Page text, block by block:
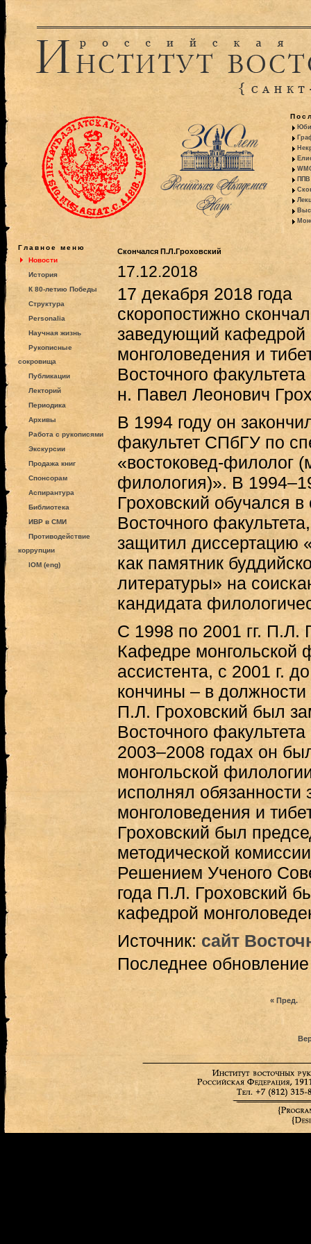
ППВ
Главное меню
Новости
История
К 80-летию Победы
Структура
Personalia
Научная жизнь
Рукописные
сокровища
Публикации
Лекторий
Периодика
Архивы
Работа с рукописями
Экскурсии
Продажа книг
Спонсорам
Аспирантура
Библиотека
ИВР в СМИ
Противодействие
коррупции
IOM (eng)
Скончался П.Л.Гроховский
17.12.2018
17 декабря 2018 года
скоропостижно
заведующий кафедрой
монголоведения и
Восточного
н. Павел Леонович
В 1994 году он
факультет СПбГУ по
«востоковед-филолог
филология)». В
Гроховский обучался
Восточного
защитил диссертацию
как памятник
литературы» на
кандидата
С 1998 по 2001 гг. П.Л.
Кафедре монгольской
ассистента, с 2001 г.
кончины – в должности
П.Л. Гроховский был
Восточного
2003–2008 годах он
монгольской
исполнял
монголоведения и
Гроховский был
методической
Решением Ученого
года П.Л. Гроховский
кафедрой
Источник: сайт
Последнее
« Пред.